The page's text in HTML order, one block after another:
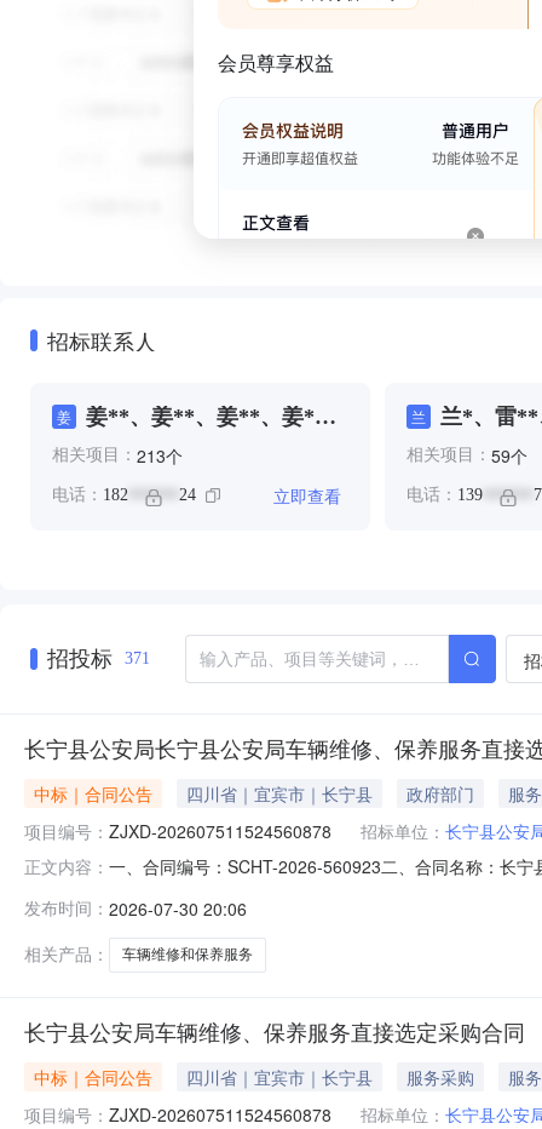
会员尊享权益
招标联系人
姜
姜**、姜**、姜**、姜*、
相关项目： 213个
电话： 182 ****** 24 立即查看
兰 兰*、雷
相关项目： 59个
电话： 139******
招投标 371
长宁县公安局长宁县公安局车辆维修、保养服务直接
中标｜合同公告 四川省｜宜宾市｜长宁县 政府部门
服务
项目编号： ZJXD-202607511524560878 招标单位： 长宁县公安
正文内容： 一、合同编号：SCHT-2026-560923二、合同名称：长
修服务有限公司地址：四川省宜宾市长宁县长宁镇东山
发布时间： 2026-07-30 20:06
相关产品：
车辆维修和保养服务
长宁县公安局车辆维修、保养服务直接选定采购合同
中标｜合同公告 四川省｜宜宾市｜长宁县 服务采购
服务
项目编号： ZJXD-202607511524560878 招标单位： 长宁县公安